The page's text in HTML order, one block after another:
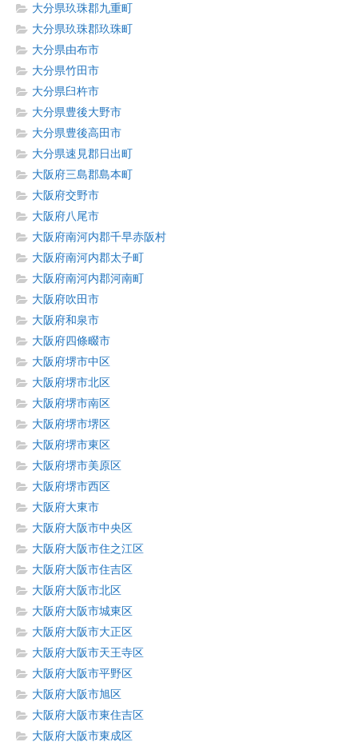
大分県玖珠郡九重町
大分県玖珠郡玖珠町
大分県由布市
大分県竹田市
大分県臼杵市
大分県豊後大野市
大分県豊後高田市
大分県速見郡日出町
大阪府三島郡島本町
大阪府交野市
大阪府八尾市
大阪府南河内郡千早赤阪村
大阪府南河内郡太子町
大阪府南河内郡河南町
大阪府吹田市
大阪府和泉市
大阪府四條畷市
大阪府堺市中区
大阪府堺市北区
大阪府堺市南区
大阪府堺市堺区
大阪府堺市東区
大阪府堺市美原区
大阪府堺市西区
大阪府大東市
大阪府大阪市中央区
大阪府大阪市住之江区
大阪府大阪市住吉区
大阪府大阪市北区
大阪府大阪市城東区
大阪府大阪市大正区
大阪府大阪市天王寺区
大阪府大阪市平野区
大阪府大阪市旭区
大阪府大阪市東住吉区
大阪府大阪市東成区